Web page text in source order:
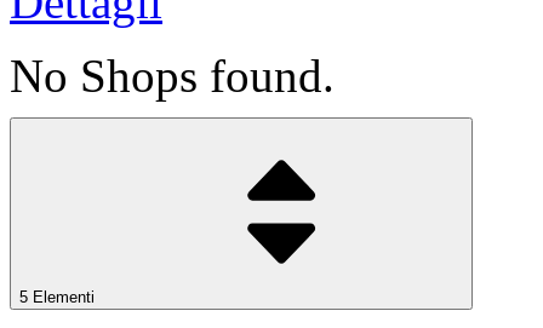
No Shops found.
5 Elementi